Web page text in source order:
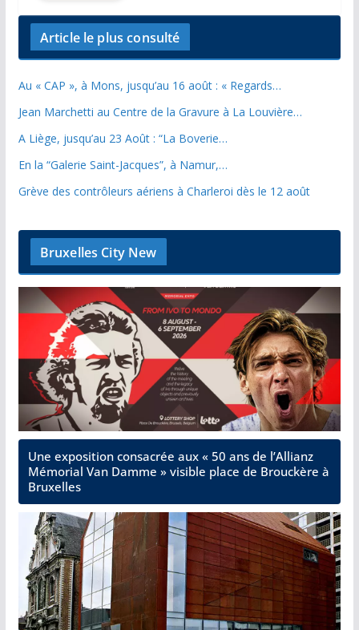
Article le plus consulté
Au « CAP », à Mons, jusqu’au 16 août : « Regards…
Jean Marchetti au Centre de la Gravure à La Louvière…
A Liège, jusqu’au 23 Août : “La Boverie…
En la “Galerie Saint-Jacques”, à Namur,…
Grève des contrôleurs aériens à Charleroi dès le 12 août
Bruxelles City New
Une exposition consacrée aux « 50 ans de l’Allianz
Mémorial Van Damme » visible place de Brouckère à
Bruxelles